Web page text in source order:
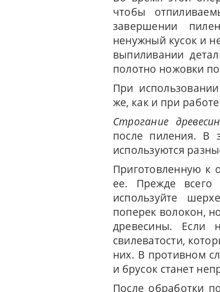
чтобы
завершении
ненужный кусок и
выпиливании
полотно ножовки
При
же, как и при
Строгание
после пиления. В
используются
Приготовленную к
ее. Прежде всего
используйте
поперек волокон,
древесины. Если
свилеватости,
них. В противном
и брусок станет
После обработки